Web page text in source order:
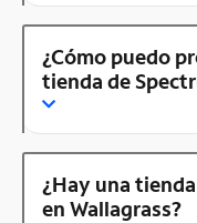
¿Cómo puedo
tienda de
¿Hay una
en Wallagrass?